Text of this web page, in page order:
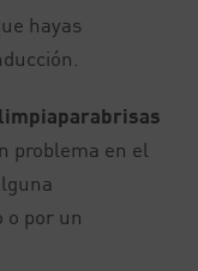
hayas
problema en el
o por un